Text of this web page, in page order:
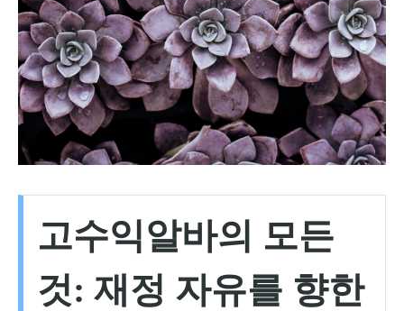
고수익알바의 모든
것: 재정 자유를 향한